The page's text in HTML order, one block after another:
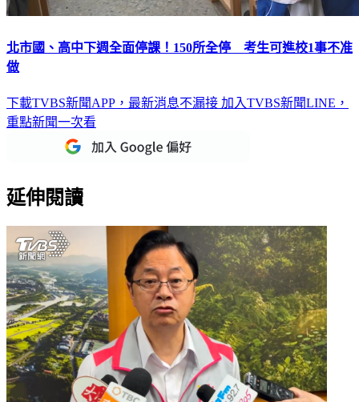
北市國、高中下週全面停課！150所全停 考生可進校1事不准
做
下載TVBS新聞APP，最新消息不漏接 加入TVBS新聞LINE，
重點新聞一次看
延伸閱讀